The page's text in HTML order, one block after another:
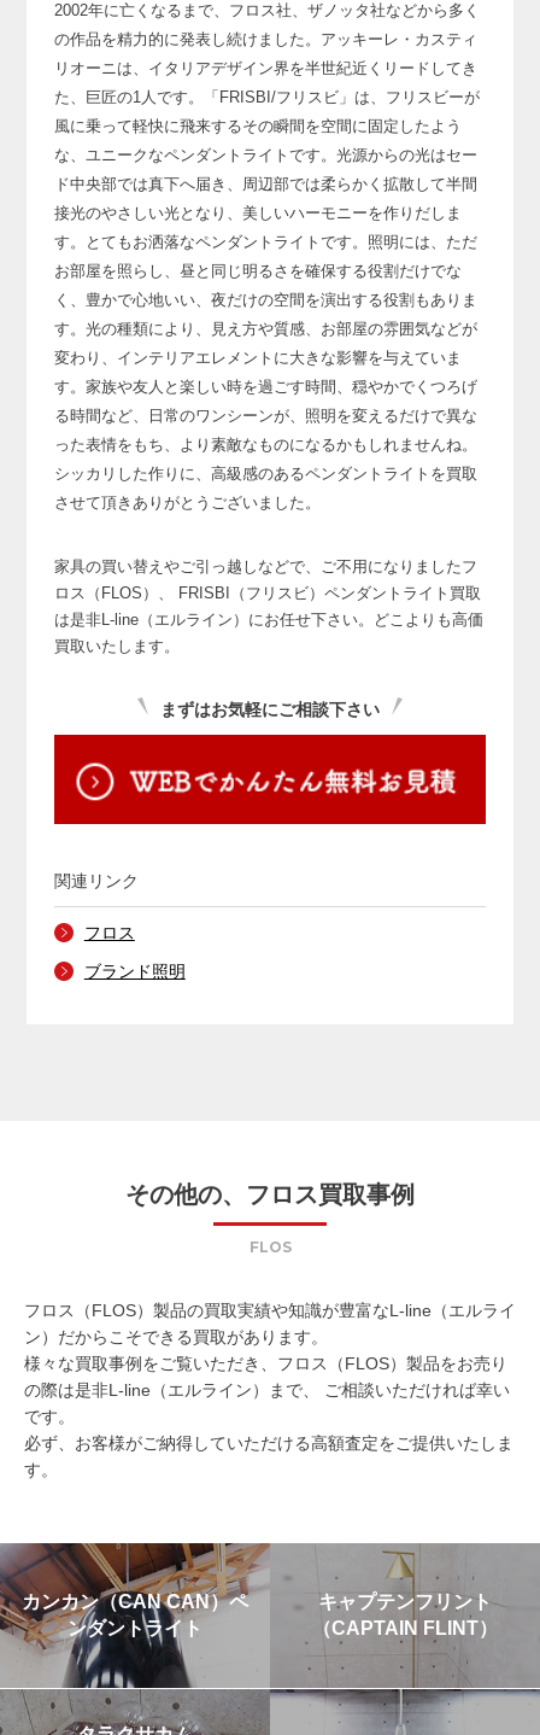
2002年に亡くなるまで、フロス社、ザノッタ社などから多く
の作品を精力的に発表し続けました。 アッキーレ・カスティ
リオーニは、イタリアデザイン界を半世紀近くリードしてき
た、巨匠の1人です。
「FRISBI/フリスビ」は、フリスビーが
風に乗って軽快に飛来するその瞬間を空間に固定したよう
な、ユニークなペンダントライトです。 光源からの光はセー
ド中央部では真下へ届き、周辺部では柔らかく拡散して半間
接光のやさしい光となり、 美しいハーモニーを作りだしま
す。とてもお洒落なペンダントライトです。 照明には、ただ
お部屋を照らし、昼と同じ明るさを確保する役割だけでな
く、 豊かで心地いい、夜だけの空間を演出する役割もありま
す。 光の種類により、見え方や質感、お部屋の雰囲気などが
変わり、 インテリアエレメントに大きな影響を与えていま
す。 家族や友人と楽しい時を過ごす時間、穏やかでくつろげ
る時間など、
日常のワンシーンが、照明を変えるだけで異な
った表情をもち、 より素敵なものになるかもしれませんね。
シッカリした作りに、高級感のあるペンダントライトを買取
させて頂きありがとうございました。
家具の買い替えやご引っ越しなどで、ご不用になりましたフ
ロス（FLOS）、
FRISBI（フリスビ）ペンダントライト買取
は是非L-line（エルライン）にお任せ下さい。どこよりも高価
買取いたします。
まずはお気軽にご相談下さい
関連リンク
フロス
ブランド照明
その他の、フロス買取事例
FLOS
フロス（FLOS）製品の買取実績や知識が豊富なL-line（エルライ
ン）だからこそできる買取があります。
様々な買取事例をご覧いただき、フロス（FLOS）製品をお売り
の際は是非L-line（エルライン）まで、 ご相談いただければ幸い
です。
必ず、お客様がご納得していただける高額査定をご提供いたしま
す。
カンカン（CAN CAN）ペ
ンダントライト
キャプテンフリント
（CAPTAIN FLINT）